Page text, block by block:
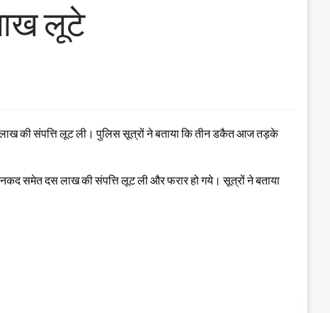
लूटे
की संपत्ति लूट ली। पुलिस सूत्रों ने बताया कि तीन डकैत आज तड़के
समेत दस लाख की संपत्ति लूट ली और फरार हो गये। सूत्रों ने बताया